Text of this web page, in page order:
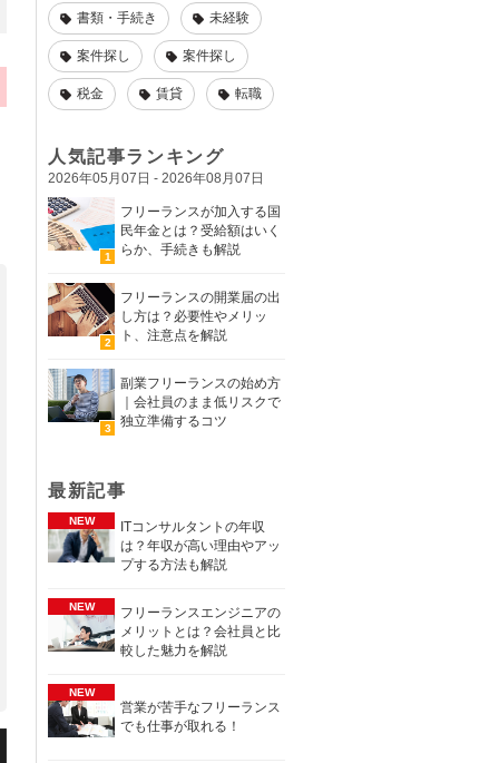
書類・手続き 未経験
案件探し 案件探し
税金 賃貸 転職
人気記事ランキング
2026年05月07日 - 2026年08月07日
フリーランスが加入する国
民年金とは？受給額はいく
らか、手続きも解説
フリーランスの開業届の出
し方は？必要性やメリッ
ト、注意点を解説
副業フリーランスの始め方
｜会社員のまま低リスクで
独立準備するコツ
最新記事
ITコンサルタントの年収
は？年収が高い理由やアッ
プする方法も解説
フリーランスエンジニアの
メリットとは？会社員と比
較した魅力を解説
営業が苦手なフリーランス
でも仕事が取れる！